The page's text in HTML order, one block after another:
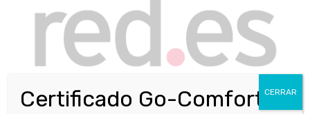
Certificado Go-Comfort CERRAR